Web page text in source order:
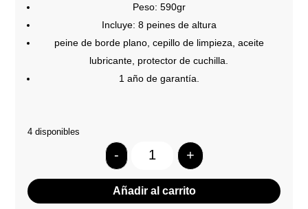
Peso: 590gr
Incluye: 8 peines de altura
peine de borde plano, cepillo de limpieza, aceite
lubricante, protector de cuchilla.
1 año de garantía.
4 disponibles
Quantity
- +
Añadir al carrito